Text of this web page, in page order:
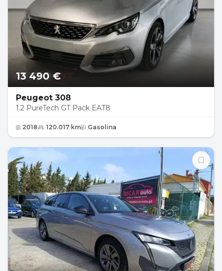
13 490 €
Peugeot 308
1.2 PureTech GT Pack EAT8
2018 120.017 km Gasolina